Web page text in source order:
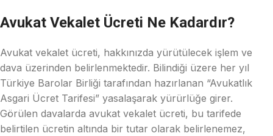
Avukat Vekalet Ücreti Ne Kadardır?
Avukat vekalet ücreti, hakkınızda yürütülecek işlem ve
dava üzerinden belirlenmektedir. Bilindiği üzere her yıl
Türkiye Barolar Birliği tarafından hazırlanan “Avukatlık
Asgari Ücret Tarifesi” yasalaşarak yürürlüğe girer.
Görülen davalarda avukat vekalet ücreti, bu tarifede
belirtilen ücretin altında bir tutar olarak belirlenemez,